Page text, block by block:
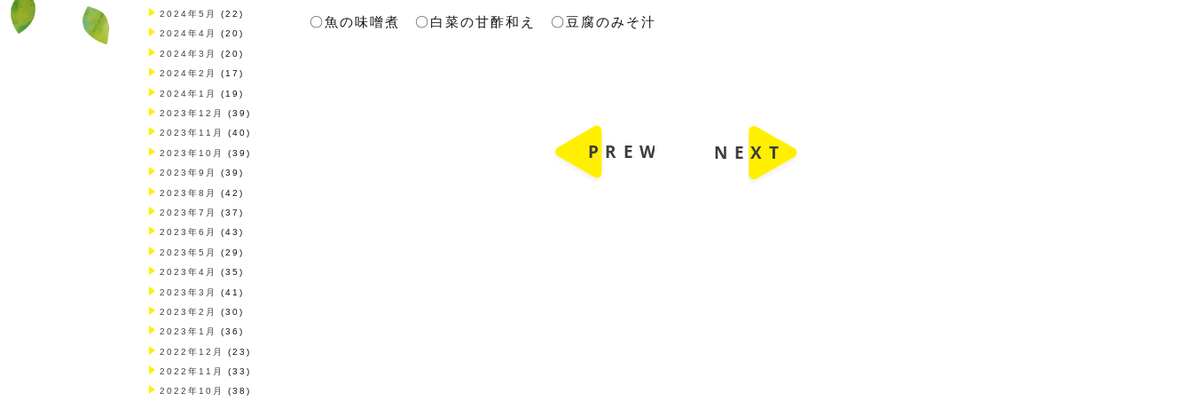
〇魚の味噌煮 〇白菜の甘酢和え 〇豆腐のみそ汁
2024年5月 (22)
2024年4月 (20)
2024年3月 (20)
2024年2月 (17)
2024年1月 (19)
2023年12月 (39)
2023年11月 (40)
2023年10月 (39)
2023年9月 (39)
2023年8月 (42)
2023年7月 (37)
2023年6月 (43)
2023年5月 (29)
2023年4月 (35)
2023年3月 (41)
2023年2月 (30)
2023年1月 (36)
2022年12月 (23)
2022年11月 (33)
2022年10月 (38)